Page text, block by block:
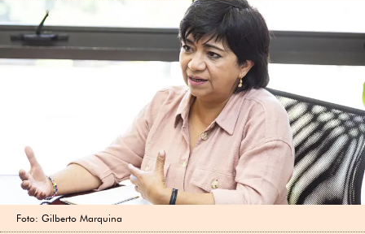
Foto: Gilberto Marquina